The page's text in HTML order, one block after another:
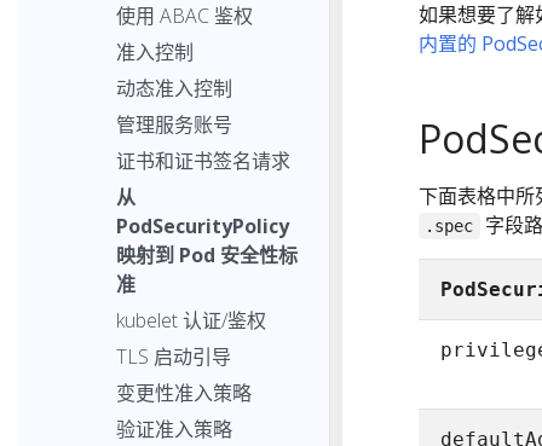
使用 ABAC 鉴权
准入控制
动态准入控制
管理服务账号
证书和证书签名请求
从
PodSecurityPolicy
映射到 Pod 安全性标
准
kubelet 认证/鉴权
TLS 启动引导
变更性准入策略
验证准入策略
如果想要了解
内置的
下面表格中所
.spec 字段